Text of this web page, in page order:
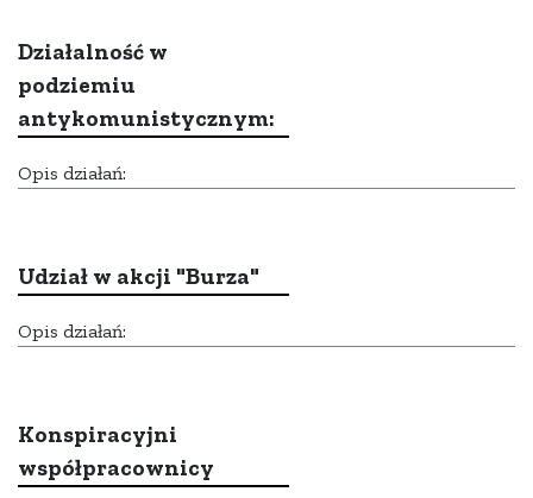
Działalność w
podziemiu
antykomunistycznym:
Opis działań:
Udział w akcji "Burza"
Opis działań:
Konspiracyjni
współpracownicy